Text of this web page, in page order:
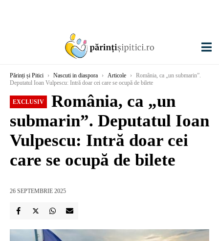
Părinți și Pitici › Nascuti in diaspora › Articole ›
România, ca „un submarin”.
Deputatul Ioan Vulpescu: Intră doar cei care se ocupă de bilete
EXCLUSIV
România, ca „un
submarin”. Deputatul Ioan
Vulpescu: Intră doar cei
care se ocupă de bilete
26 SEPTEMBRIE 2025